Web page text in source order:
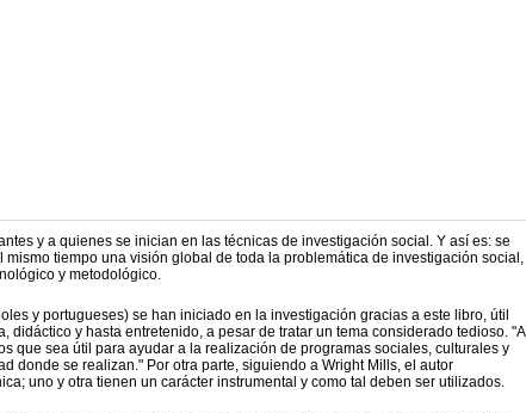
y a quienes se inician en las técnicas de investigación social. Y así es: se
tiempo una visión global de toda la problemática de investigación social,
y metodológico.
y portugueses) se han iniciado en la investigación gracias a este libro, útil
didáctico y hasta entretenido, a pesar de tratar un tema considerado tedioso. "A
que sea útil para ayudar a la realización de programas sociales, culturales y
donde se realizan." Por otra parte, siguiendo a Wright Mills, el autor
uno y otra tienen un carácter instrumental y como tal deben ser utilizados.